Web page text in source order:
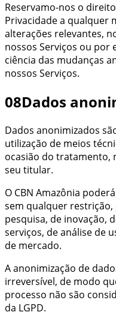
Reservamo-nos o
Privacidade a qualquer
alterações relevantes,
nossos Serviços ou por
ciência das mudanças
nossos Serviços.
08Dados
Dados anonimizados
utilização de meios
ocasião do tratamento,
seu titular.
O CBN Amazônia
sem qualquer
pesquisa, de inovação,
serviços, de análise de
de mercado.
A anonimização de
irreversível, de modo
processo não são
da LGPD.